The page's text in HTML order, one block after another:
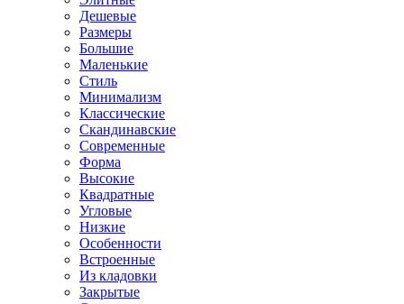
Дешевые
Размеры
Большие
Маленькие
Стиль
Минимализм
Классические
Скандинавские
Современные
Форма
Высокие
Квадратные
Угловые
Низкие
Особенности
Встроенные
Из кладовки
Закрытые